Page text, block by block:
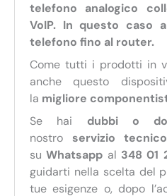
telefono analogico
VoIP. In questo caso
telefono fino al router.
Come tutti i prodotti in
anche questo
la migliore
Se hai dubbi o
nostro servizio tecnico
suWhatsapp al 348 01
guidarti nella scelta del
tue esigenze o, dopo